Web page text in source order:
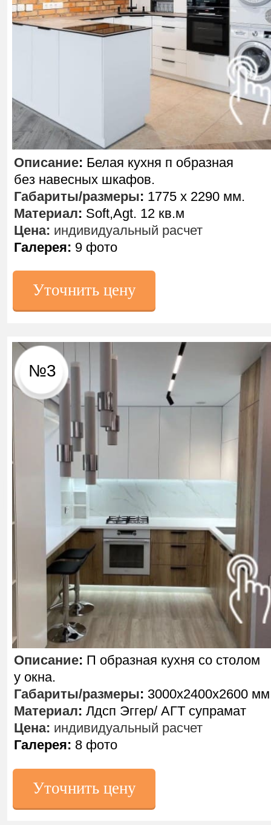
№3
Уточнить цену
Описание: Белая кухня п образная
без навесных шкафов.
Габариты/размеры: 1775 х 2290 мм.
Материал: Soft,Agt. 12 кв.м
Цена: индивидуальный расчет
Галерея: 9 фото
Уточнить цену
Описание: П образная кухня со столом
у окна.
Габариты/размеры: 3000х2400х2600
Материал: Лдсп Эггер/ АГТ супрамат
Цена: индивидуальный расчет
Галерея: 8 фото